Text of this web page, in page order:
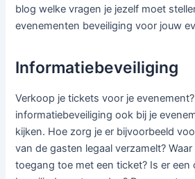
blog welke vragen je jezelf moet
evenementen beveiliging voor jouw
Informatiebeveiliging
Verkoop je tickets voor je
informatiebeveiliging ook bij je
kijken. Hoe zorg je er bijvoorbeeld
van de gasten legaal verzamelt?
toegang toe met een ticket? Is er een